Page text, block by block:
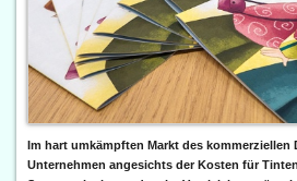
Im hart umkämpften Markt des kommerziellen
Unternehmen angesichts der Kosten für